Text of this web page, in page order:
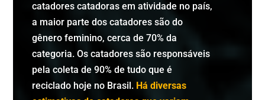
catadores catadoras em atividade no país,
a maior parte dos catadores são do
gênero feminino, cerca de 70% da
categoria. Os catadores são responsáveis
pela coleta de 90% de tudo que é
reciclado hoje no Brasil. Há diversas